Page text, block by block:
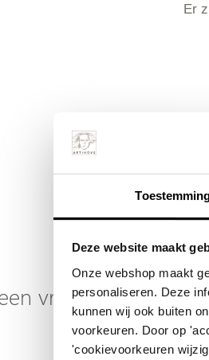
Deze website maakt
Onze webshop maakt
personaliseren. Deze
kunnen wij ook buiten
voorkeuren. Door op
'cookievoorkeuren
Er
vraag over dit
Uw naam